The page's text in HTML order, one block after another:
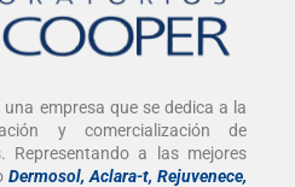
empresa que se dedica a la
y comercialización de
Representando a las mejores
Dermosol, Aclara-t, Rejuvenece,